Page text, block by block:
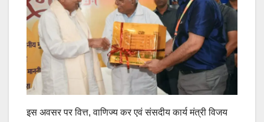
इस अवसर पर वित्त, वाणिज्य कर एवं संसदीय कार्य मंत्री विजय